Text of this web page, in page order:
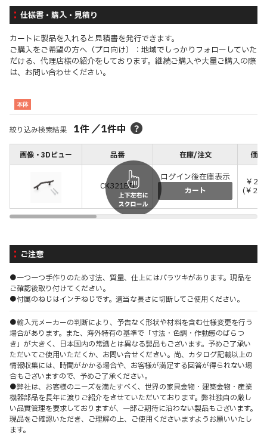
仕様書・購入・見積り
カートに製品を入れると見積書を発行できます。
ご購入をご希望の方へ（プロ向け）：地域でしっかりフォローしていた
だける、代理店様の紹介をしております。継続ご購入や大量ご購入の際
は、お問い合わせください。
本体
絞り込み検索結果 1件／1件中
画像・3Dビュー 品番 在庫/注文 価格
CK321BD
ログイン後在庫表示
カート
￥
(￥
ご注意
●一つ一つ手作りのため寸法、質量、仕上にはバラツキがあります。現品を
ご確認後取り付けてください。
●付属のねじはインチねじです。適当な長さに切断してご使用ください。
●輸入元メーカーの判断により、予告なく形状や材料を含む仕様変更を行う
場合があります。また、海外特有の基準で「寸法・色調・作動感のばらつ
き」が大きく、日本国内の常識とは異なる製品もございます。予めご了承い
ただいてご使用いただくか、お問い合せください。尚、カタログ記載以上の
情報収集には、時間がかかる場合や、お客様が満足する回答が得られない場
合もございますので、予めご了承ください。
●弊社は、お客様のニーズを満たすべく、世界の家具金物・建築金物・産業
機器部品を長年に渡りご紹介をさせていただいております。弊社独自の厳し
い品質管理を要求しておりますが、一部ご期待に沿わない製品もございます。
現品をご確認いただき、ご理解の上、ご使用くださいますようお願いいたし
ます。